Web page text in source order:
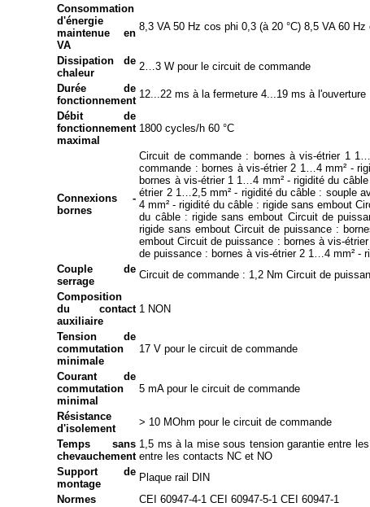
Consommation
d'énergie
maintenue en
VA
8,3 VA 50 Hz cos phi 0,3 (à 20 °C) 8,5 VA 60 Hz
Dissipation de
chaleur
2…3 W pour le circuit de commande
Durée de
fonctionnement
12...22 ms à la fermeture 4...19 ms à l'ouverture
Débit de
fonctionnement
maximal
1800 cycles/h 60 °C
Connexions -
bornes
Circuit de commande : bornes à vis-étrier 1
commande : bornes à vis-étrier 2 1…4 mm² -
bornes à vis-étrier 1 1…4 mm² - rigidité du
étrier 2 1…2,5 mm² - rigidité du câble : souple
4 mm² - rigidité du câble : rigide sans embout
du câble : rigide sans embout Circuit de
rigide sans embout Circuit de puissance :
embout Circuit de puissance : bornes à vis-
de puissance : bornes à vis-étrier 2 1…4 mm² -
Couple de
serrage
Circuit de commande : 1,2 Nm Circuit de
Composition
du contact
auxiliaire
1 NON
Tension de
commutation
minimale
17 V pour le circuit de commande
Courant de
commutation
minimal
5 mA pour le circuit de commande
Résistance
d'isolement
> 10 MOhm pour le circuit de commande
Temps sans
chevauchement
1,5 ms à la mise sous tension garantie entre
entre les contacts NC et NO
Support de
montage
Plaque rail DIN
Normes
CEI 60947-4-1 CEI 60947-5-1 CEI 60947-1